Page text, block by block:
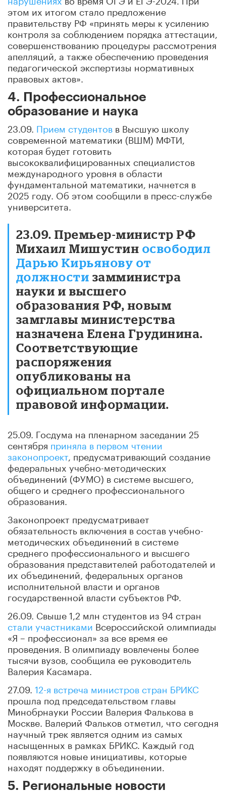
этом их итогом стало предложение
правительству РФ «принять меры к усилению
контроля за соблюдением порядка аттестации,
совершенствованию процедуры рассмотрения
апелляций, а также обеспечению проведения
педагогической экспертизы нормативных
правовых актов».
4. Профессиональное
образование и наука
23.09. Прием студентов в Высшую школу
современной математики (ВШМ) МФТИ,
которая будет готовить
высококвалифицированных специалистов
международного уровня в области
фундаментальной математики, начнется в
2025 году. Об этом сообщили в пресс-службе
университета.
23.09. Премьер-министр РФ
Михаил Мишустин освободил
Дарью Кирьянову от
должности замминистра
науки и высшего
образования РФ, новым
замглавы министерства
назначена Елена Грудинина.
Соответствующие
распоряжения
опубликованы на
официальном портале
правовой информации.
25.09. Госдума на пленарном заседании 25
сентября приняла в первом чтении
законопроект, предусматривающий создание
федеральных учебно-методических
объединений (ФУМО) в системе высшего,
общего и среднего профессионального
образования.
Законопроект предусматривает
обязательность включения в состав учебно-
методических объединений в системе
среднего профессионального и высшего
образования представителей работодателей и
их объединений, федеральных органов
исполнительной власти и органов
государственной власти субъектов РФ.
26.09. Свыше 1,2 млн студентов из 94 стран
стали участниками Всероссийской олимпиады
«Я – профессионал» за все время ее
проведения. В олимпиаду вовлечены более
тысячи вузов, сообщила ее руководитель
Валерия Касамара.
27.09. 12-я встреча министров стран БРИКС
прошла под председательством главы
Минобрнауки России Валерия Фалькова в
Москве. Валерий Фальков отметил, что сегодня
научный трек является одним из самых
насыщенных в рамках БРИКС. Каждый год
появляются новые инициативы, которые
находят поддержку в объединении.
5. Региональные новости